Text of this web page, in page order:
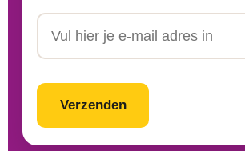
Achternaam
CAPTCHA